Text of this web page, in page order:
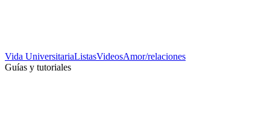
Vida UniversitariaListasVideosAmor/relaciones
Guías y tutoriales